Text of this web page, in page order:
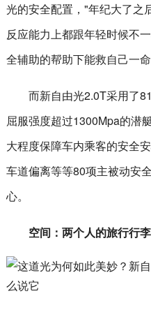
光的安全配置，"年纪大了之
反应能力上都跟年轻时候不
全辅助的帮助下能救自己一
而新自由光2.0T采用了
屈服强度超过1300Mpa的潜
大程度保障车内乘客的安全
车道偏离等等80项主被动安
心。
空间：两个人的旅行行